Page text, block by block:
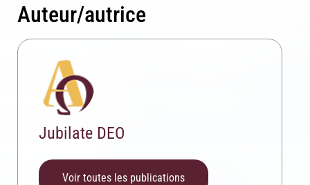
Auteur/autrice
Jubilate DEO
Voir toutes les publications